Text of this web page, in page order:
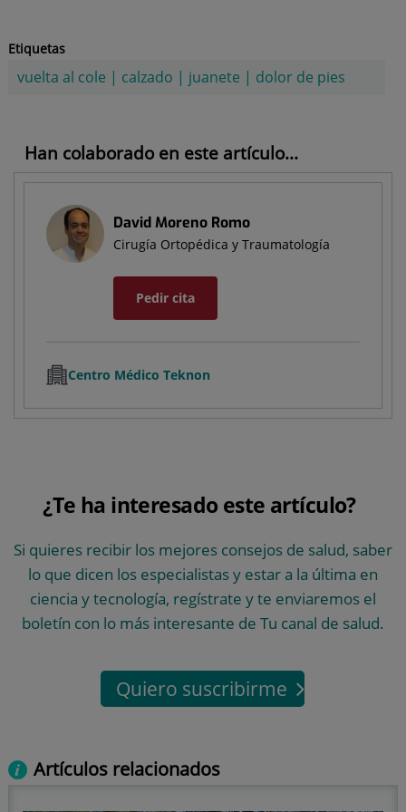
Etiquetas
vuelta al cole | calzado | juanete | dolor de pies
Han colaborado en este artículo...
David Moreno Romo
Cirugía Ortopédica y Traumatología
Pedir cita
Centro Médico Teknon
¿Te ha interesado este artículo?
Si quieres recibir los mejores consejos de salud, saber
lo que dicen los especialistas y estar a la última en
ciencia y tecnología, regístrate y te enviaremos el
boletín con lo más interesante de Tu canal de salud.
Quiero suscribirme
Artículos relacionados